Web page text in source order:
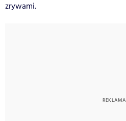
zrywami.